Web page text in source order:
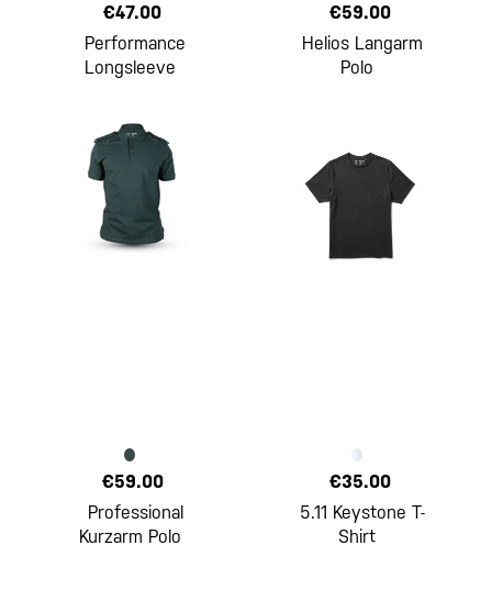
€47.00
Performance
Longsleeve
€59.00
Helios Langarm
Polo
€59.00
Professional
Kurzarm Polo
€35.00
5.11 Keystone T-
Shirt